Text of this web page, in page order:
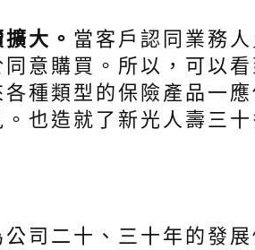
大。 當客戶認同業務
意購買。所以，可以
種類型的保險產品一
也造就了新光人壽三
司二十、三十年的發